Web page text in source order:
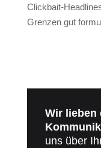
Clickbait-
Grenzen gut
Wir lieben
uns über